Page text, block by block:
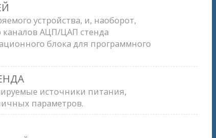
устройства, и, наоборот,
каналов АЦП/ЦАП стенда
блока для программного
источники питания,
параметров.